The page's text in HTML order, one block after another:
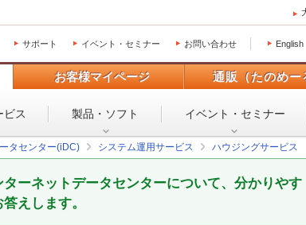
サポート イベント・セミナー お問い合わせ English
お客様マイページ 通販（たのめー
ビス 製品・ソフト イベント・ セミナー
タセンター(iDC) システム運用サービス ハウジングサービス
ターネットデータセンターについて、分かりやす
答えします。